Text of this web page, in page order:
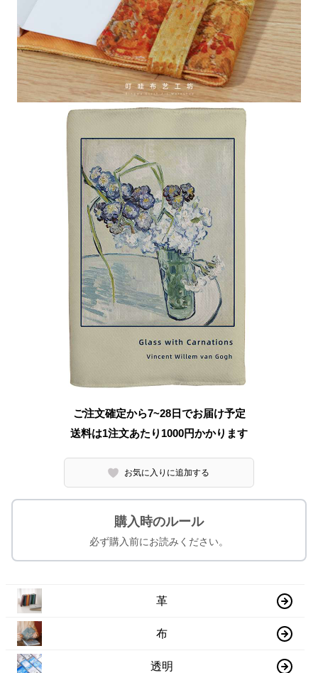
ご注文確定から7~28日でお届け予定
送料は1注文あたり 1000円かかります
お気に入りに追加する
購入時のルール
必ず購入前にお読みください。
革
布
透明